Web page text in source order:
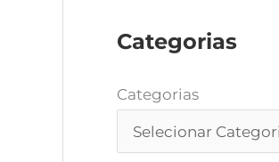
Categorias
Categorias